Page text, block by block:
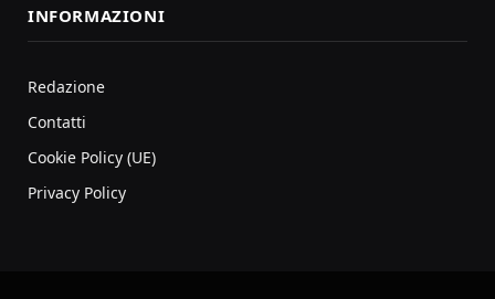
INFORMAZIONI
Redazione
Contatti
Cookie Policy (UE)
Privacy Policy